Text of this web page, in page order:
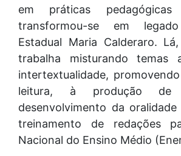
em práticas
transformou-se em
Estadual Maria Calderaro.
trabalha misturando temas
intertextualidade,
leitura, à produção
desenvolvimento da
treinamento de redações
Nacional do Ensino Médio